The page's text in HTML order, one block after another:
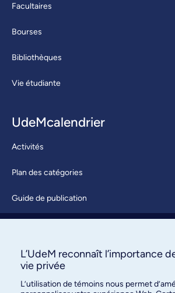
Facultaires
Bourses
Bibliothèques
Vie étudiante
UdeMcalendrier
Activités
Plan des catégories
Guide de publication
À propos / Nous joindre
L’UdeM reconnaît l’importance
vie privée
L’utilisation de témoins nous permet